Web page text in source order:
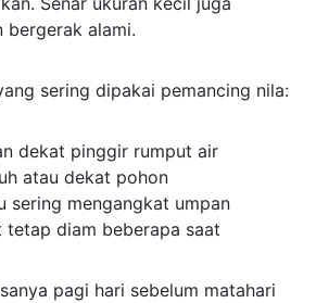
bergerak alami.
sering dipakai pemancing nila:
dekat pinggir rumput air
atau dekat pohon
sering mengangkat umpan
tetap diam beberapa saat
pagi hari sebelum matahari